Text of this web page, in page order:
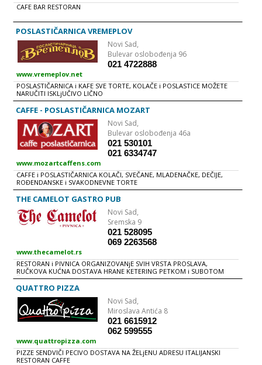
CAFE BAR RESTORAN
POSLASTIČARNICA VREMEPLOV
Novi Sad,
Bulevar oslobođenja 96
021 4722888
www.vremeplov.net
POSLASTIČARNICA i KAFE SVE TORTE, KOLAČE i POSLASTICE MOŽETE
NARUČITI ISKLjUČIVO LIČNO
CAFFE - POSLASTIČARNICA MOZART
Novi Sad,
Bulevar oslobođenja 46a
021 530101
021 6334747
www.mozartcaffens.com
CAFFE i POSLASTIČARNICA KOLAČI, SVEČANE, MLADENAČKE, DEČIJE,
ROĐENDANSKE i SVAKODNEVNE TORTE
THE CAMELOT GASTRO PUB
Novi Sad,
Sremska 9
021 528095
069 2263568
www.thecamelot.rs
RESTORAN i PIVNICA ORGANIZOVANjE SVIH VRSTA PROSLAVA,
RUČKOVA KUĆNA DOSTAVA HRANE KETERING PETKOM i SUBOTOM
ŽIVE SVIRKE
QUATTRO PIZZA
Novi Sad,
Miroslava Antića 8
021 6615912
062 599555
www.quattropizza.com
PIZZE SENDVIČI PECIVO DOSTAVA NA ŽELjENU ADRESU ITALIJANSKI
RESTORAN CAFFE